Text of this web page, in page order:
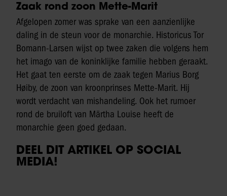
Zaak rond zoon Mette-Marit
Afgelopen zomer was sprake van een aanzienlijke
daling in de steun voor de monarchie. Historicus Tor
Bomann-Larsen wijst op twee zaken die volgens hem
het imago van de koninklijke familie hebben geraakt.
Het gaat ten eerste om de zaak tegen Marius Borg
Høiby, de zoon van kroonprinses Mette-Marit. Hij
wordt verdacht van mishandeling. Ook het rumoer
rond de bruiloft van Märtha Louise heeft de
monarchie geen goed gedaan.
DEEL DIT ARTIKEL OP SOCIAL
MEDIA!